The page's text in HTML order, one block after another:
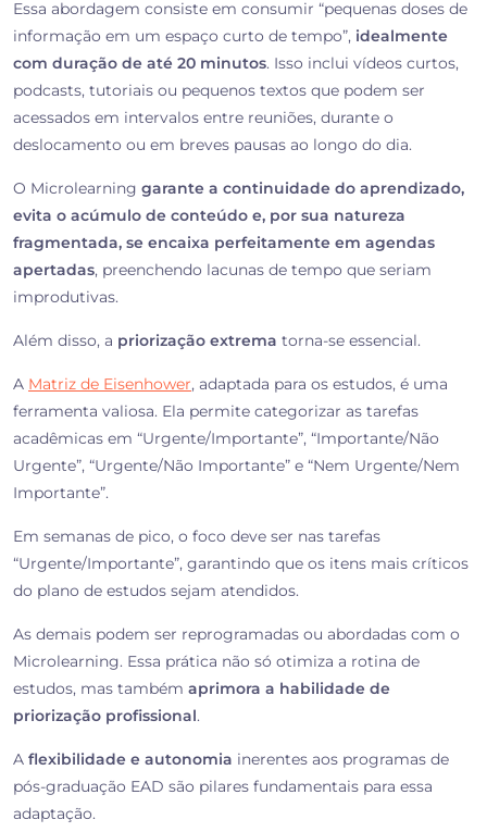
Essa abordagem consiste em consumir “pequenas doses de
informação em um espaço curto de tempo”, idealmente
com duração de até 20 minutos. Isso inclui vídeos curtos,
podcasts, tutoriais ou pequenos textos que podem ser
acessados em intervalos entre reuniões, durante o
deslocamento ou em breves pausas ao longo do dia.
O Microlearning garante a continuidade do aprendizado,
evita o acúmulo de conteúdo e, por sua natureza
fragmentada, se encaixa perfeitamente em agendas
apertadas, preenchendo lacunas de tempo que seriam
improdutivas.
Além disso, a priorização extrema torna-se essencial.
A Matriz de Eisenhower, adaptada para os estudos, é uma
ferramenta valiosa. Ela permite categorizar as tarefas
acadêmicas em “Urgente/Importante”, “Importante/Não
Urgente”, “Urgente/Não Importante” e “Nem Urgente/Nem
Importante”.
Em semanas de pico, o foco deve ser nas tarefas
“Urgente/Importante”, garantindo que os itens mais críticos
do plano de estudos sejam atendidos.
As demais podem ser reprogramadas ou abordadas com o
Microlearning. Essa prática não só otimiza a rotina de
estudos, mas também aprimora a habilidade de
priorização profissional.
A flexibilidade e autonomia inerentes aos programas de
pós-graduação EAD são pilares fundamentais para essa
adaptação.